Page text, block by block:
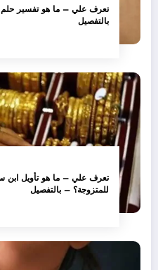
تعرف علي – ما هو تفسير
بالتفصيل
تعرف علي – ما هو تأويل ابن
للمتزوجة؟ – بالتفصيل